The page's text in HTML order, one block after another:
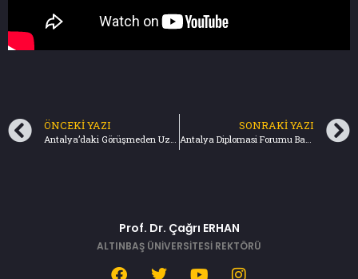
ÖNCEKI YAZI SONRAKI YAZI
Prof. Dr. Çağrı ERHAN
ALTINBAŞ ÜNİVERSİTESİ REKTÖRÜ